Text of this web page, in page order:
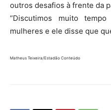
outros desafios à frente da
“Discutimos muito
mulheres e ele disse que
Matheus Teixeira/Estadão Conteúdo